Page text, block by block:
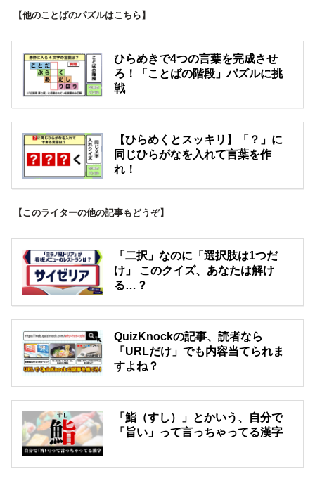
【他のことばのパズルはこちら】
ひらめきで4つの言葉を完成させ
ろ！「ことばの階段」パズルに挑
戦
【ひらめくとスッキリ】「？」に
同じひらがなを入れて言葉を作
れ！
【このライターの他の記事もどうぞ】
「二択」なのに「選択肢は1つだ
け」 このクイズ、あなたは解け
る…？
QuizKnockの記事、読者なら
「URLだけ」でも内容当てられま
すよね？
「鮨（すし）」とかいう、自分で
「旨い」って言っちゃってる漢字